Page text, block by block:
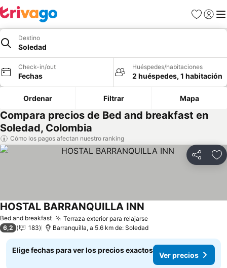
Favoritos
Iniciar
Destino
Soledad
Check-in/out
Fechas
Huéspedes/habitaciones
2 huéspedes, 1 habitación
Ordenar Filtrar Mapa
Compara precios de Bed and breakfast en
Soledad, Colombia
Cómo los pagos afectan nuestro ranking
Compartir
Bed and breakfast Terraza exterior para relajarseVer precios
HOSTAL BARRANQUILLA INN
6,2 183 Barranquilla, a 5.6 km de: Soledad
Elige fechas para ver los precios exactos
Ver precios